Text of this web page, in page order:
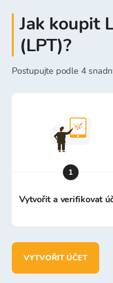
Jak koupit
(LPT)?
Postupujte podle 4
1
Vytvořit a verifikovat
VYTVOŘIT ÚČET